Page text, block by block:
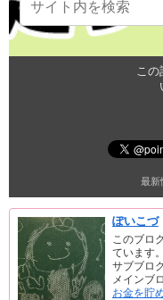
こ
最新
ぽいこづ
このブロ
ています。
サブブロ
メインブ
お金を貯